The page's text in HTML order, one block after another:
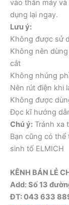
vào thân máy
dụng lại ngay.
Lưu ý:
Không được sử
Không nên
cắt
Không nhúng
Nên rút điện khi
Không được
Đọc kĩ hướng
Chú ý: Tránh xa
Bạn cũng có thể
sinh tố ELMICH
KÊNH BÁN LẺ
Add: Số 13
ĐT: 043 633